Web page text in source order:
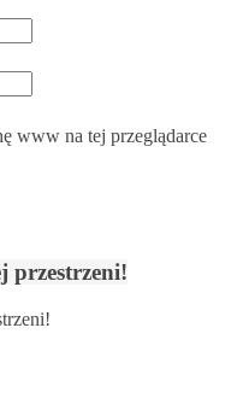
www na tej przeglądarce
przestrzeni!